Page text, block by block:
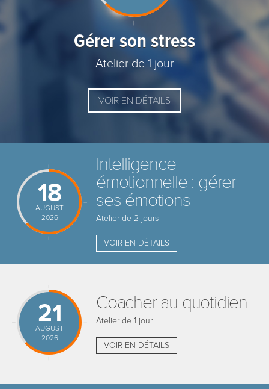
Gérer son stress
Atelier de 1 jour
VOIR EN DÉTAILS
18
AUGUST
2026
Intelligence
émotionnelle : gérer
ses émotions
Atelier de 2 jours
VOIR EN DÉTAILS
21
AUGUST
2026
Coacher au quotidien
Atelier de 1 jour
VOIR EN DÉTAILS